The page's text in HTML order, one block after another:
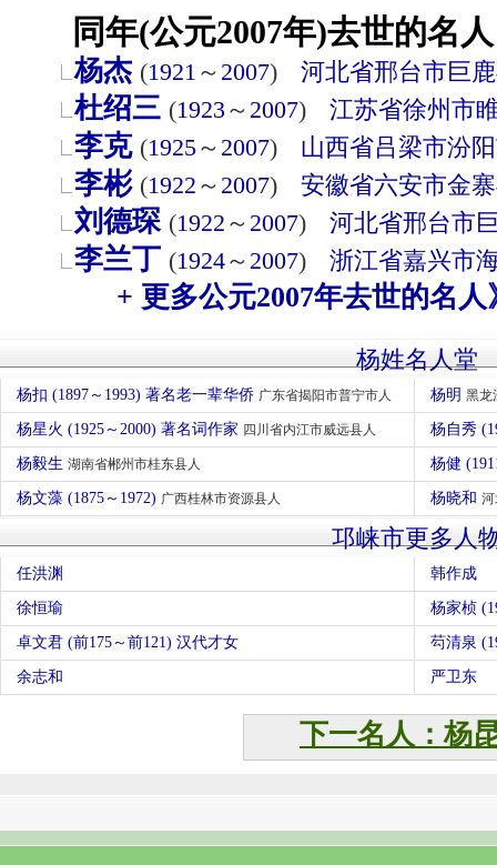
同年(公元2007年)去世的名
杨杰 (1921 ～ 2007) 河北省邢台市巨
杜绍三 (1923 ～ 2007) 江苏省徐州市
李克 (1925～ 2007) 山西省吕梁市汾
李彬 (1922 ～ 2007) 安徽省六安市金
刘德琛 (1922 ～ 2007) 河北省邢台市
李兰丁 (1924～ 2007) 浙江省嘉兴市
+ 更多公元2007年去世的名人
杨姓名人堂
杨扣 (1897～1993) 著名老一辈华侨 广东省揭阳市普宁市人 杨明 黑龙
杨星火 (1925～2000) 著名词作家 四川省内江市威远县人 杨自秀
杨毅生 湖南省郴州市桂东县人 杨健
杨文藻 (1875～1972) 广西桂林市资源县人 杨晓和
邛崃市更多人
任洪渊 韩作成
徐恒瑜 杨家桢
卓文君 (前175～前121) 汉代才女 芶清泉
余志和 严卫东
下一名人：杨